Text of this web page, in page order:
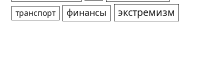
транспорт финансы экстремизм